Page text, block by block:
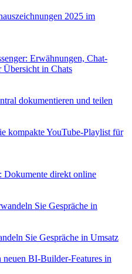
2025 im
Erwähnungen, Chat-
Übersicht in Chats
dokumentieren und teilen
kompakte YouTube-Playlist für
direkt online
Sie Gespräche in Umsatz